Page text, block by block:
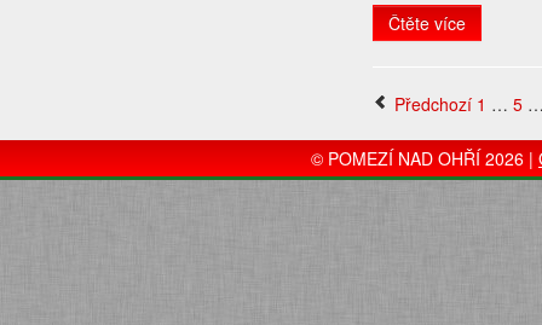
Čtěte více
Předchozí 1 … 5
© POMEZÍ NAD OHŘÍ 2026 |